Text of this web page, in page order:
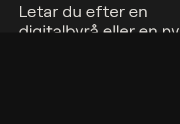
Letar du efter en
digitalbyrå eller en ny